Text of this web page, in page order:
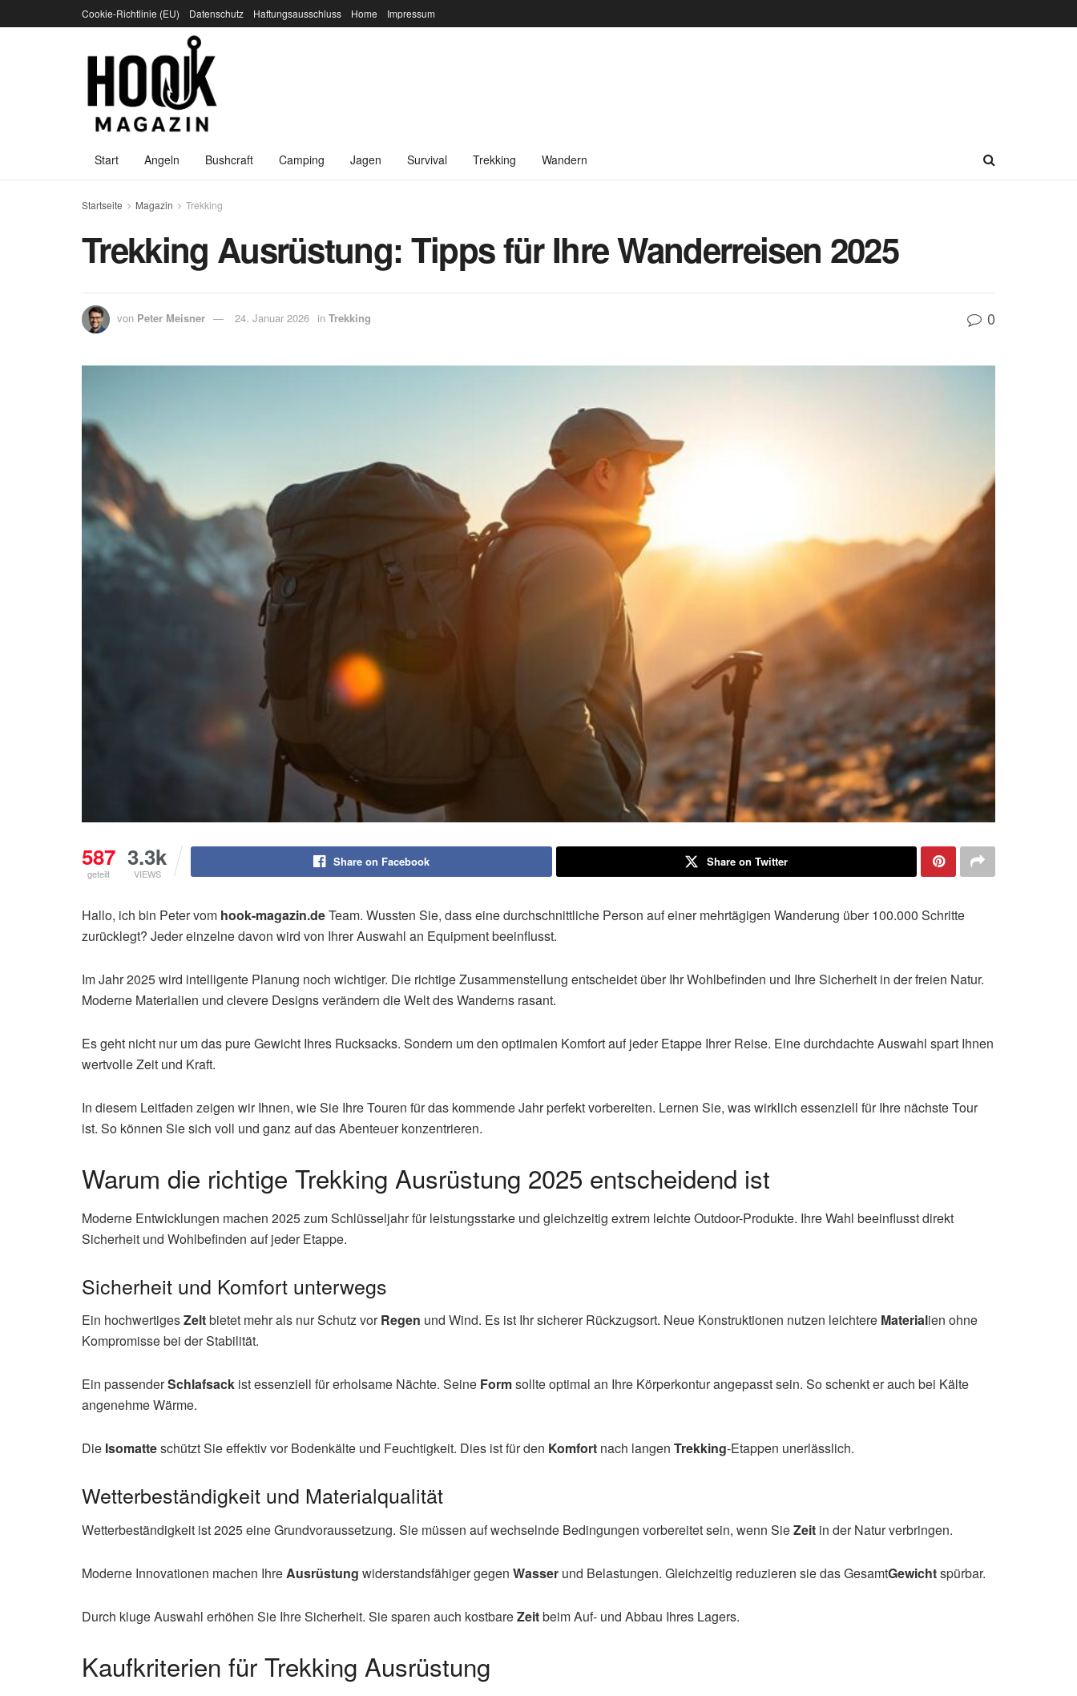
Cookie-Richtlinie (EU) Datenschutz Haftungsausschluss Home Impressum
Start Angeln Bushcraft Camping Jagen Survival Trekking Wandern
Startseite Magazin Trekking
Trekking Ausrüstung: Tipps für Ihre Wanderreisen 2025
von Peter Meisner 24. Januar 2026 in Trekking 0
587
geteilt
3.3k
VIEWS
Share on Facebook Share on Twitter
Hallo, ich bin Peter vom hook-magazin.deTeam. Wussten Sie, dass eine durchschnittliche Person auf einer mehrtägigen Wanderung über 100.000 Schritte
zurücklegt? Jeder einzelne davon wird von Ihrer Auswahl an Equipment beeinflusst.
Im Jahr 2025 wird intelligente Planung noch wichtiger. Die richtige Zusammenstellung entscheidet über Ihr Wohlbefinden und Ihre Sicherheit in der freien Natur.
Moderne Materialien und clevere Designs verändern die Welt des Wanderns rasant.
Es geht nicht nur um das pure Gewicht Ihres Rucksacks. Sondern um den optimalen Komfort auf jeder Etappe Ihrer Reise. Eine durchdachte Auswahl spart Ihnen
wertvolle Zeit und Kraft.
In diesem Leitfaden zeigen wir Ihnen, wie Sie Ihre Touren für das kommende Jahr perfekt vorbereiten. Lernen Sie, was wirklich essenziell für Ihre nächste Tour
ist. So können Sie sich voll und ganz auf das Abenteuer konzentrieren.
Warum die richtige Trekking Ausrüstung 2025 entscheidend ist
Moderne Entwicklungen machen 2025 zum Schlüsseljahr für leistungsstarke und gleichzeitig extrem leichte Outdoor-Produkte. Ihre Wahl beeinflusst direkt
Sicherheit und Wohlbefinden auf jeder Etappe.
Sicherheit und Komfort unterwegs
Ein hochwertigesZeltbietet mehr als nur Schutz vorRegen und Wind. Es ist Ihr sicherer Rückzugsort. Neue Konstruktionen nutzen leichtere Materialien ohne
Kompromisse bei der Stabilität.
Ein passenderSchlafsack ist essenziell für erholsame Nächte. Seine Formsollte optimal an Ihre Körperkontur angepasst sein. So schenkt er auch bei Kälte
angenehme Wärme.
Die Isomatteschützt Sie effektiv vor Bodenkälte und Feuchtigkeit. Dies ist für den Komfort nach langen Trekking-Etappen unerlässlich.
Wetterbeständigkeit und Materialqualität
Wetterbeständigkeit ist 2025 eine Grundvoraussetzung. Sie müssen auf wechselnde Bedingungen vorbereitet sein, wenn SieZeit in der Natur verbringen.
Moderne Innovationen machen IhreAusrüstung widerstandsfähiger gegen Wasser und Belastungen. Gleichzeitig reduzieren sie das GesamtGewichtspürbar.
Durch kluge Auswahl erhöhen Sie Ihre Sicherheit. Sie sparen auch kostbareZeitbeim Auf- und Abbau Ihres Lagers.
Kaufkriterien für Trekking Ausrüstung